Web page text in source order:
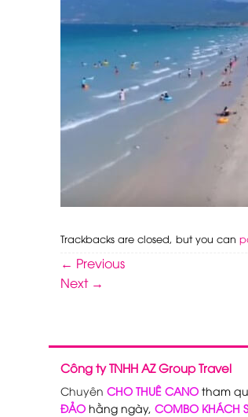
Trackbacks are closed, but you can
← Previous
Next →
Công ty TNHH AZ Group Travel
Chuyên CHO THUÊ CANO tham
ĐẢO hằng ngày, COMBO KHÁCH